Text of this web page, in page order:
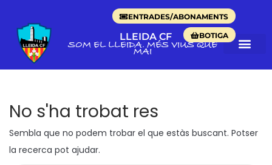
ENTRADES/ABONAMENTS
BOTIGA
LLEIDA CF
SOM EL LLEIDA. MÉS VIUS QUE
MAI
No s'ha trobat res
Sembla que no podem trobar el que estàs buscant. Potser
la recerca pot ajudar.